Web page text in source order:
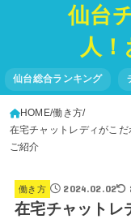
仙台
人
仙台総合ランキング
HOME 働き方
在宅チャットレディがこ
ご紹介
働き方 2024.02.02
在宅チャットレ